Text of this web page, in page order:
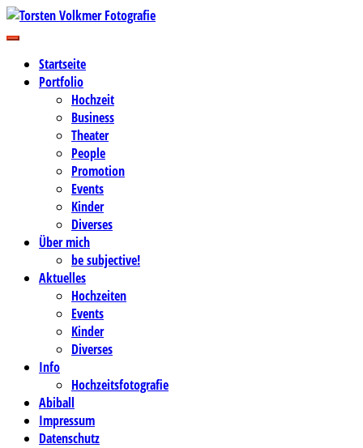
Zum
Inhalt
Torsten Volkmer Fotografie
Business-, Portrait- und Hochzeitsfotografie
Startseite
Portfolio
Hochzeit
Business
Theater
People
Promotion
Events
Kinder
Diverses
Über mich
be subjective!
Aktuelles
Hochzeiten
Events
Kinder
Diverses
Info
Hochzeitsfotografie
Abiball
Impressum
Datenschutz